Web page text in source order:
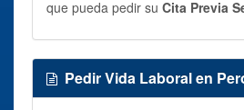
que pueda pedir su Cita Previa
Pedir Vida Laboral en